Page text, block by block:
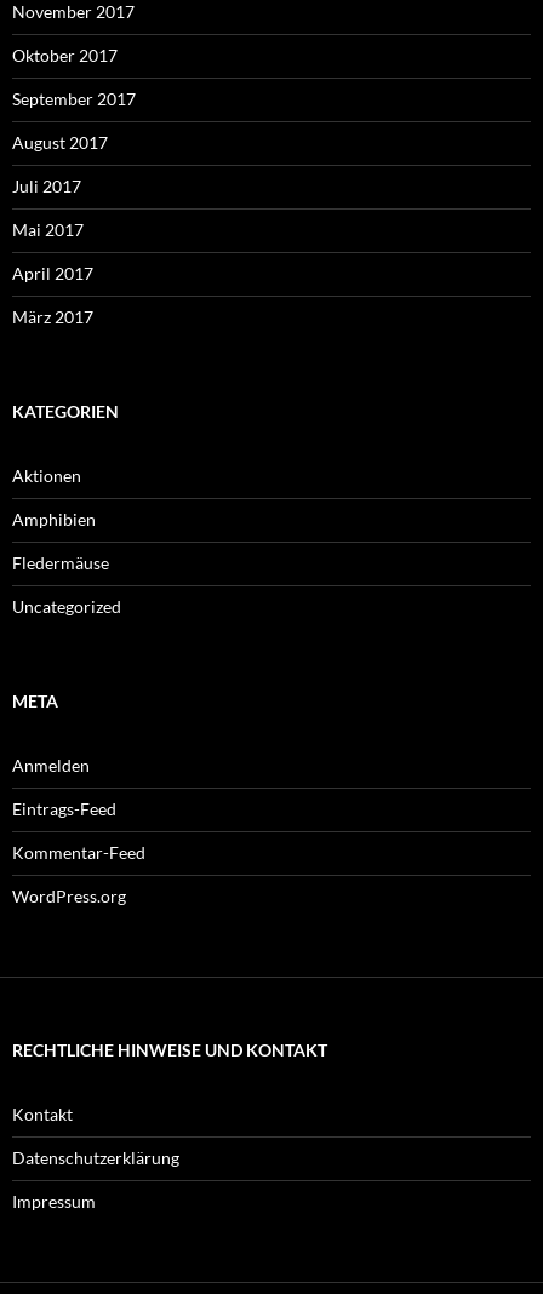
November 2017
Oktober 2017
September 2017
August 2017
Juli 2017
Mai 2017
April 2017
März 2017
KATEGORIEN
Aktionen
Amphibien
Fledermäuse
Uncategorized
META
Anmelden
Eintrags-Feed
Kommentar-Feed
WordPress.org
RECHTLICHE HINWEISE UND KONTAKT
Kontakt
Datenschutzerklärung
Impressum